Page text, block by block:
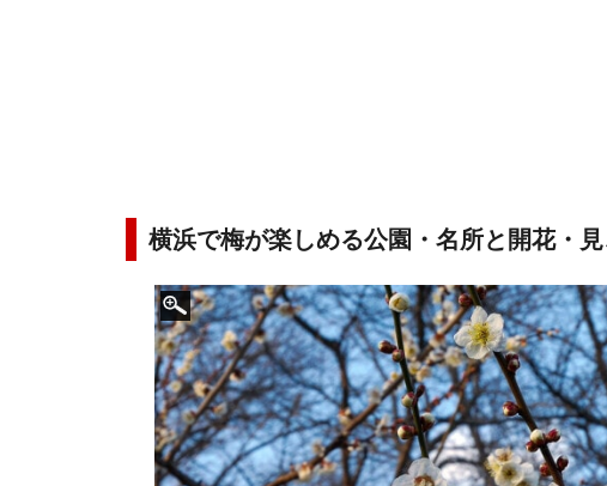
横浜で梅が楽しめる公園・名所と開花・見